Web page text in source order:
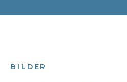
BILDER